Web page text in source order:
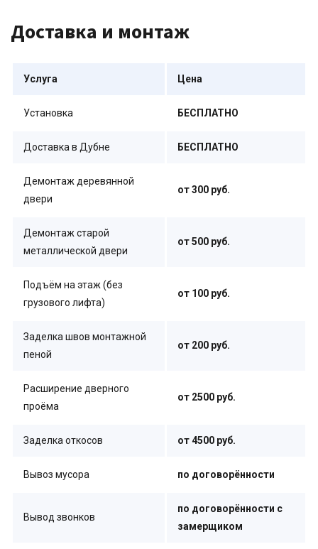
Доставка и монтаж
Услуга Цена
Установка БЕСПЛАТНО
Доставка в Дубне БЕСПЛАТНО
Демонтаж деревянной
двери
от 300 руб.
Демонтаж старой
металлической двери
от 500 руб.
Подъём на этаж (без
грузового лифта)
от 100 руб.
Заделка швов монтажной
пеной
от 200 руб.
Расширение дверного
проёма
от 2500 руб.
Заделка откосов от 4500 руб.
Вывоз мусора по договорённости
Вывод звонков
по договорённости с
замерщиком